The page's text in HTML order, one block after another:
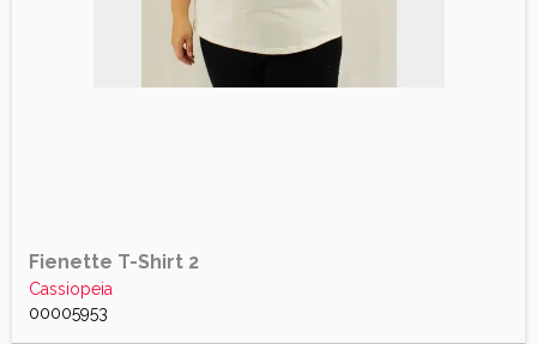
Fienette T-Shirt 2
Cassiopeia
00005953